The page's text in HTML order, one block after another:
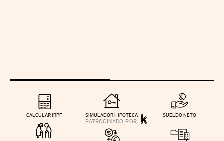
CALCULAR IRPF SIMULADOR HIPOTECA SUELDO NETO